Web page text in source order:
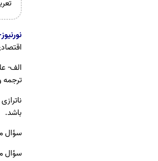
الف-
ترجمه
باشد.
سؤال
سؤال